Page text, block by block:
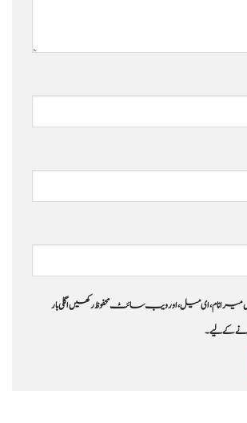
نام، ای میل، اور ویب سائٹ محفوظ رکھیں اگلی بار
کےلیے۔